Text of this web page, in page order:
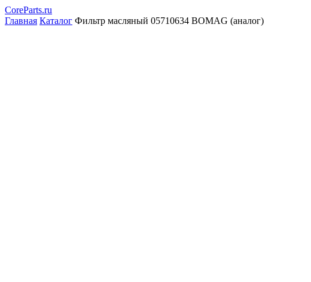
CoreParts.ru
Главная Каталог Фильтр масляный 05710634 BOMAG (аналог)